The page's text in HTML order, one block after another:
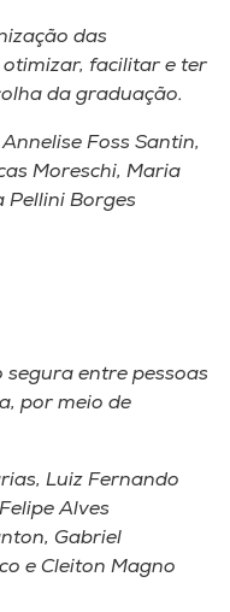
das
facilitar e ter
da graduação.
Foss Santin,
Moreschi, Maria
Pellini Borges
segura entre pessoas
por meio de
Luiz Fernando
Alves
Gabriel
e Cleiton Magno